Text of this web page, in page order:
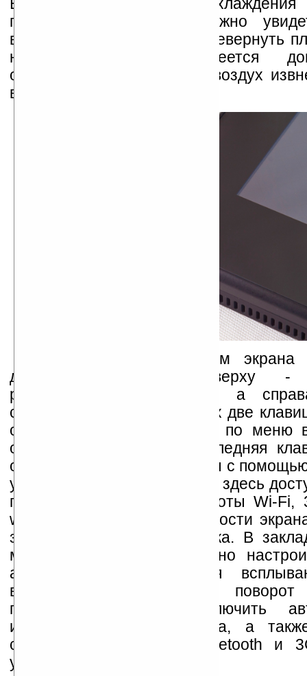
Вентилятор системы
процессора, к слову, можно
включённом состоянии перевернуть
над вентилятором имеется
отверстие, через которое воздух
внутрь.
Под защитным стеклом экрана
датчик освещения, сверху -
разрешением 1,3 Мпикс, а
сенсорные клавиши. Из них две
отвечают за перемещение по меню
одна - кнопка "Ок", а последняя
основных настроек системы с
утилиты Notebook Manager: здесь
переключение режима работы Wi-Fi,
web-камеры, настройка яркости
звука встроенного динамика. В
менеджера планшета можно
автоматического закрытия
включить автоматический
повороте планшета, включить
изменение яркости экрана, а
статус камеры, Wi-Fi, Bluetooth и
умолчанию.